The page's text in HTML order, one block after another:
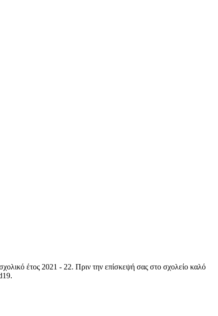
έτος 2021 - 22. Πριν την επίσκεψή σας στο σχολείο καλό